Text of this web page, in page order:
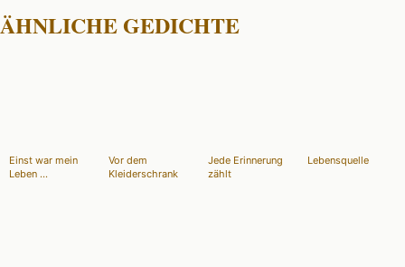
ÄHNLICHE GEDICHTE
Einst war mein
Leben ...
Vor dem
Kleiderschrank
Jede Erinnerung
zählt
Lebensquelle